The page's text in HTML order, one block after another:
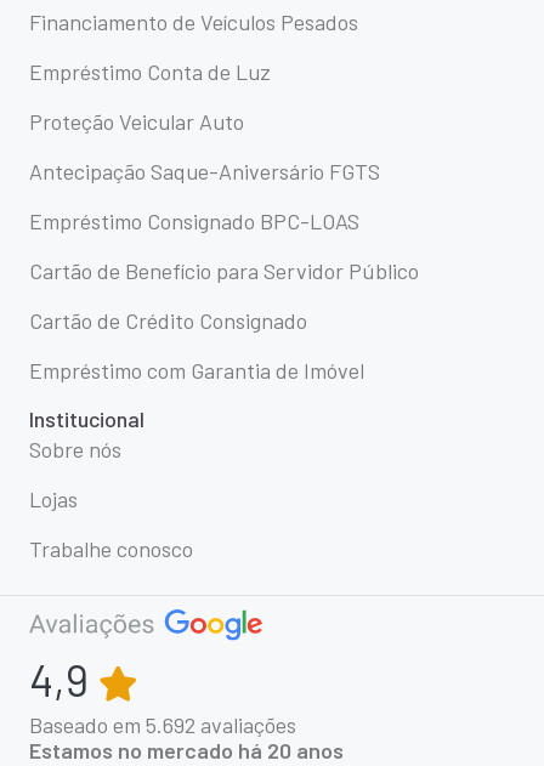
Financiamento de Veículos Pesados
Empréstimo Conta de Luz
Proteção Veicular Auto
Antecipação Saque-Aniversário FGTS
Empréstimo Consignado BPC-LOAS
Cartão de Benefício para Servidor Público
Cartão de Crédito Consignado
Empréstimo com Garantia de Imóvel
Institucional
Sobre nós
Lojas
Trabalhe conosco
4,9
Baseado em 5.692 avaliações
Estamos no mercado há 20 anos